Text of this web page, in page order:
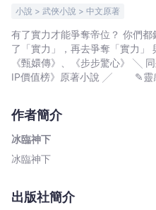
注
冰
臨
神
-
宇
宙
Bookniverse
小說 > 武俠小說 > 中文原著
有了實力才能爭奪帝位？ 你們都錯了，帝位就是實力，你不可能有
了「實力」，再去爭奪「實力」 與《盜墓筆記》、《瑯琊榜》、
《甄嬛傳》、《步步驚心》 ╲ 同列百大《2017貓片．胡潤原創文學
IP價值榜》原著小說 ╱ ✎靈感源於黃仁宇的名作《萬曆十五
探討名實關係、深究權力的權謀宮鬥小
角、情境體驗式、人物群像精妙 謀略與人物心理成長小說
「倦侯根基太淺，拿什麼爭奪帝位？」 「你的實力明
都差，卻敢於爭奪帝位。我很納
此，太后還受「望氣者」挑撥，
由誰繼位皇帝！這聞所未聞的舉
作者簡介
冰臨神下
冰臨神下
出版社簡介